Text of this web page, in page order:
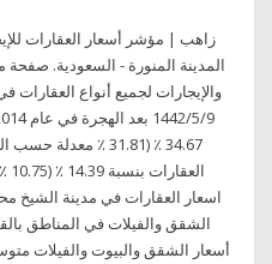
زاهب | مؤشر أسعار العقارات
المدينة المنورة - السعودية.
والإيجارات لجميع أنواع
اسعار العقارات في مدينة الشيخ
الشقق والفيلات في المناطق
أسعار الشقق والبيوت والفيلات